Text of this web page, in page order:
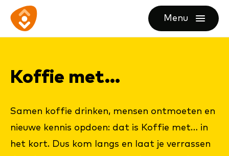
direct
content
direct
footer
Ga
naar
Menu
openen
Kof­fie met...
Samen koffie drinken, mensen ontmoeten en
nieuwe kennis opdoen: dat is Koffie met… in
het kort. Dus kom langs en laat je verrassen